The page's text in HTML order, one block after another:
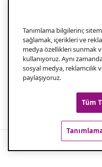
Tekrar
1.0 Aramanızın
2.0 Aramanız için
Popüler
Tanımlama bilgilerini;
sağlamak, içerikleri ve
medya özellikleri sunmak
kullanıyoruz. Aynı
sosyal medya, reklamcılık
paylaşıyoruz.
Tüm